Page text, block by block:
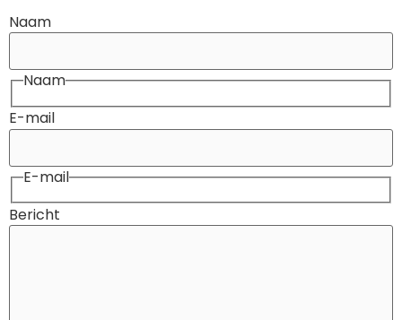
Naam
Naam
E-mail
E-mail
Bericht